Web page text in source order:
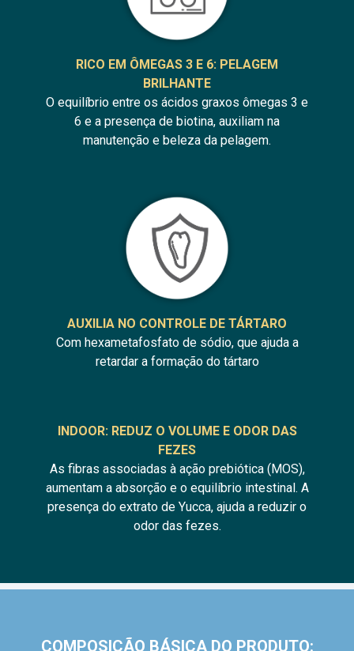
RICO EM ÔMEGAS 3 E 6: PELAGEM
BRILHANTE
O equilíbrio entre os ácidos graxos ômegas 3 e
6 e a presença de biotina, auxiliam na
manutenção e beleza da pelagem.
AUXILIA NO CONTROLE DE TÁRTARO
Com hexametafosfato de sódio, que ajuda a
retardar a formação do tártaro
INDOOR: REDUZ O VOLUME E ODOR DAS
FEZES
As fibras associadas à ação prebiótica (MOS),
aumentam a absorção e o equilíbrio intestinal. A
presença do extrato de Yucca, ajuda a reduzir o
odor das fezes.
COMPOSIÇÃO BÁSICA DO PRODUTO: